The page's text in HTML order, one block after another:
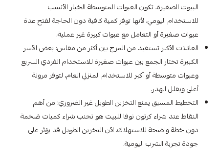
البيوت الصغيرة، تكون العبوات المتوسطة الخيار الأنسب
للاستخدام اليومي، لأنها توفر كمية كافية دون الحاجة لفتح عدة
عبوات صغيرة أو التعامل مع عبوات كبيرة غير عملية.
العائلات الأكبر تستفيد من المزج بين أكثر من مقاس: بعض الأسر
الكبيرة تختار الجمع بين عبوات صغيرة للاستخدام الفردي السريع
وعبوات متوسطة أو أكبر للاستخدام المنزلي العام، لتوفر مرونة
أعلى ويقلل الهدر.
التخطيط المسبق يمنع التخزين الطويل غير الضروري: من أهم
النقاط عند شراء كرتون نوفا للبيت هو تجنب شراء كميات ضخمة
دون خطة واضحة للاستهلاك، لأن التخزين الطويل قد يؤثر على
جودة تجربة الشرب اليومية.